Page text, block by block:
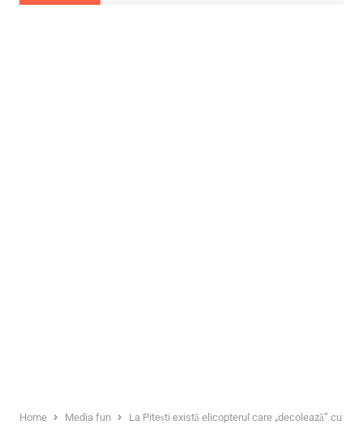
Home Media fun La Pitești există elicopterul care „decolează” cu